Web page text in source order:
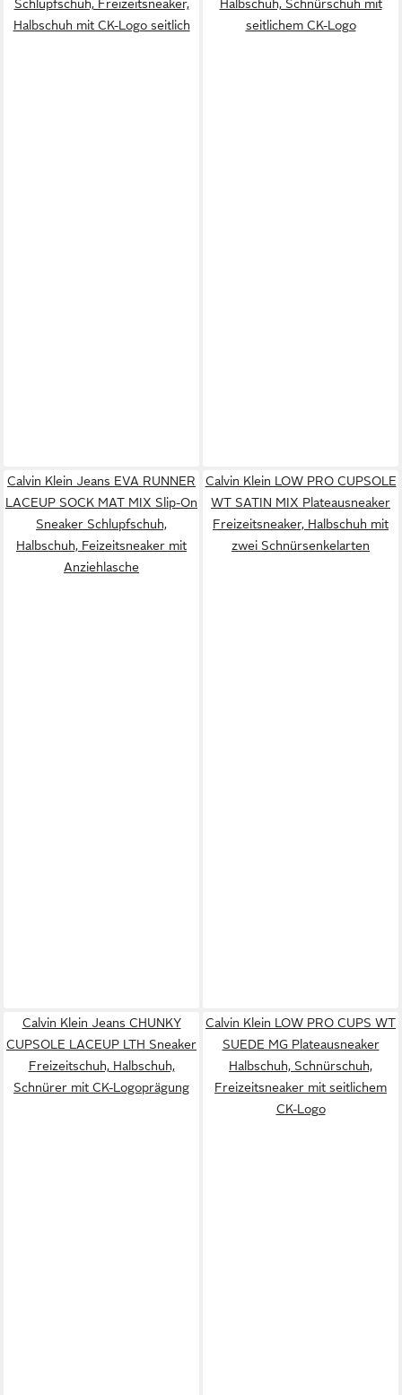
Schlupfschuh, Freizeitsneaker,
Halbschuh mit CK-Logo seitlich
Halbschuh, Schnürschuh mit
seitlichem CK-Logo
Calvin Klein Jeans EVA RUNNER
LACEUP SOCK MAT MIX Slip-On
Sneaker Schlupfschuh,
Halbschuh, Feizeitsneaker mit
Anziehlasche
Calvin Klein LOW PRO CUPSOLE
WT SATIN MIX Plateausneaker
Freizeitsneaker, Halbschuh mit
zwei Schnürsenkelarten
Calvin Klein Jeans CHUNKY
CUPSOLE LACEUP LTH Sneaker
Freizeitschuh, Halbschuh,
Schnürer mit CK-Logoprägung
Calvin Klein LOW PRO CUPS WT
SUEDE MG Plateausneaker
Halbschuh, Schnürschuh,
Freizeitsneaker mit seitlichem
CK-Logo